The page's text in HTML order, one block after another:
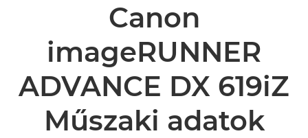
Multifunkciós nyomtatók – „minden az egyben” nyomtatók
Canon
imageRUNNER
ADVANCE DX 619iZ
Műszaki adatok